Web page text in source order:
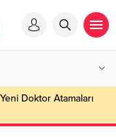
Doktor Atamaları